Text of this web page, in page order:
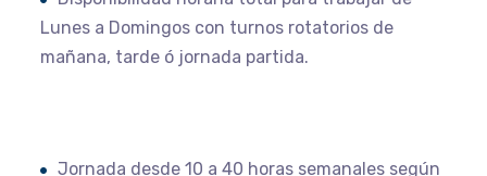
Lunes a Domingos con turnos rotatorios de
mañana, tarde ó jornada partida.
Jornada desde 10 a 40 horas semanales según